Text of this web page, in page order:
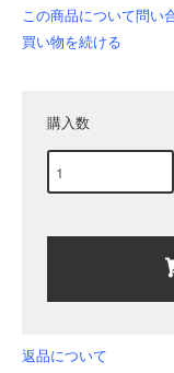
この商品について問い
買い物を続ける
購入数
返品について